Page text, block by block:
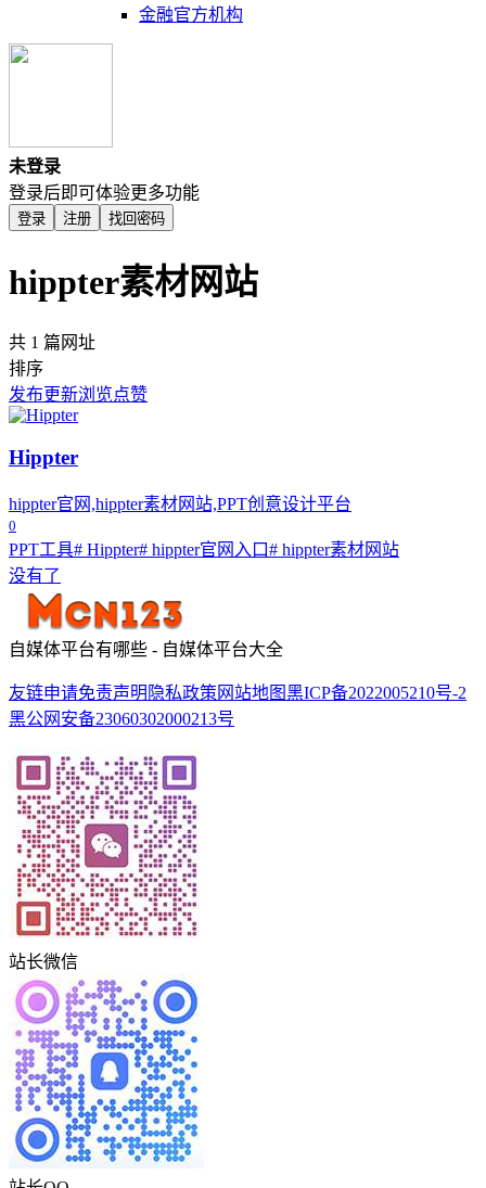
金融官方机构
未登录
登录后即可体验更多功能
登录 注册 找回密码
hippter素材网站
共 1 篇网址
排序
发布更新浏览点赞
Hippter
hippter官网,hippter素材网站,PPT创意设计平台
0
PPT工具# Hippter# hippter官网入口# hippter素材网站
没有了
自媒体平台有哪些 - 自媒体平台大全
友链申请免责声明 隐私政策 网站地图黑ICP备2022005210号-2
黑公网安备23060302000213号
站长微信